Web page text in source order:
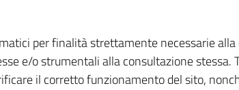
per finalità strettamente necessarie
e/o strumentali alla consultazione
il corretto funzionamento del sito,